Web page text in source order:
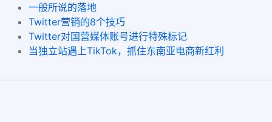
一般所说的落地
Twitter营销的8个技巧
Twitter对国营媒体账号进行特殊标记
当独立站遇上TikTok，抓住东南亚电商新红利